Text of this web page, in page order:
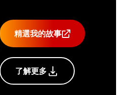
精選我的故事
了解更多